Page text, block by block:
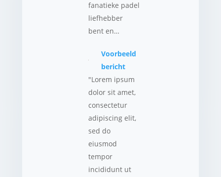
fanatieke padel
liefhebber
bent en…
Voorbeeld
bericht
"Lorem ipsum
dolor sit amet,
consectetur
adipiscing elit,
sed do
eiusmod
tempor
incididunt ut